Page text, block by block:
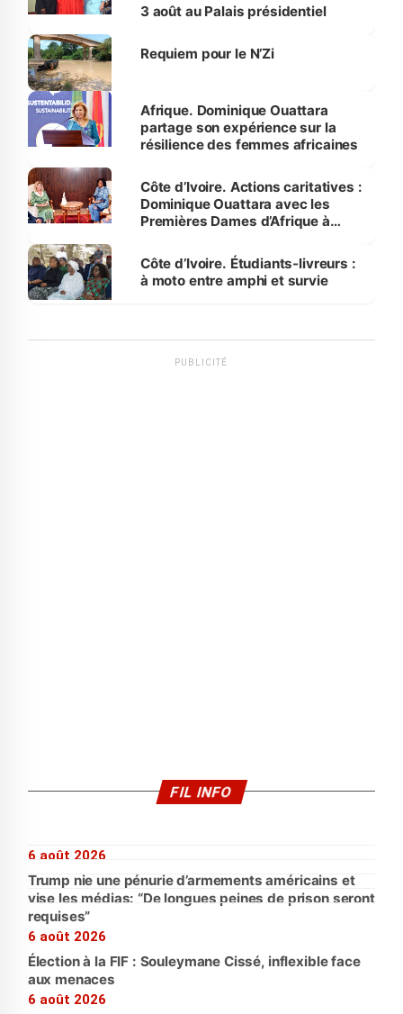
3 août au Palais présidentiel
Requiem pour le N’Zi
Afrique. Dominique Ouattara
partage son expérience sur la
résilience des femmes africaines
Côte d’Ivoire. Actions caritatives :
Dominique Ouattara avec les
Premières Dames d’Afrique à
Côte d’Ivoire. Étudiants-livreurs :
à moto entre amphi et survie
PUBLICITÉ
FIL INFO
6 août 2026
Trump nie une pénurie d’armements américains et
vise les médias: “De longues peines de prison seront
requises”
6 août 2026
Élection à la FIF : Souleymane Cissé, inflexible face
aux menaces
6 août 2026